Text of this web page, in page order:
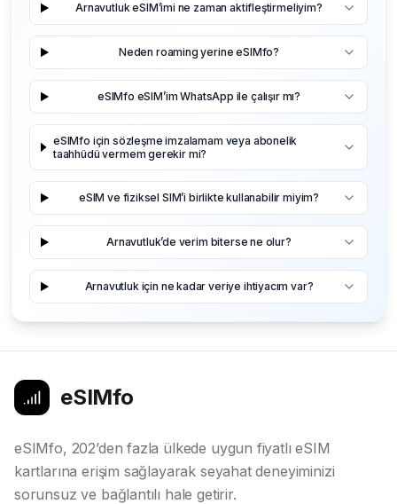
Arnavutluk eSIM’imi ne zaman aktifleştirmeliyim?
Neden roaming yerine eSIMfo?
eSIMfo eSIM’im WhatsApp ile çalışır mı?
eSIMfo için sözleşme imzalamam veya abonelik
taahhüdü vermem gerekir mi?
eSIM ve fiziksel SIM’i birlikte kullanabilir miyim?
Arnavutluk’de verim biterse ne olur?
Arnavutluk için ne kadar veriye ihtiyacım var?
eSIMfo
eSIMfo, 202’den fazla ülkede uygun fiyatlı eSIM
kartlarına erişim sağlayarak seyahat deneyiminizi
sorunsuz ve bağlantılı hale getirir.